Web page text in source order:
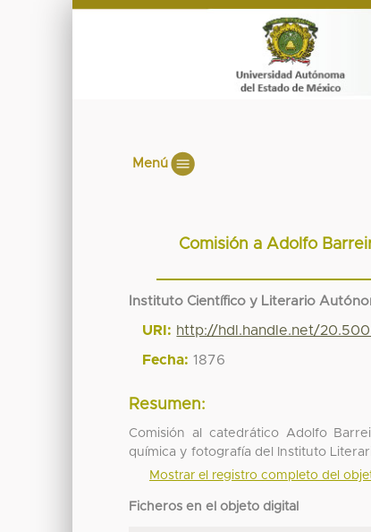
Menú
Comisión a Adolfo
Instituto Científico y Literario
URI: http://hdl.handle.net/
Fecha: 1876
Resumen:
Comisión al catedrático Adolfo
química y fotografía del Instituto
Mostrar el registro completo del
Ficheros en el objeto digital